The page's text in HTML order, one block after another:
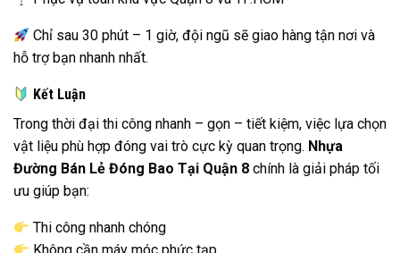
Chỉ sau 30 phút – 1 giờ, đội ngũ sẽ giao hàng tận nơi và
hỗ trợ bạn nhanh nhất.
Kết Luận
Trong thời đại thi công nhanh – gọn – tiết kiệm, việc lựa chọn
vật liệu phù hợp đóng vai trò cực kỳ quan trọng. Nhựa
Đường Bán Lẻ Đóng Bao Tại Quận 8 chính là giải pháp tối
ưu giúp bạn:
Thi công nhanh chóng